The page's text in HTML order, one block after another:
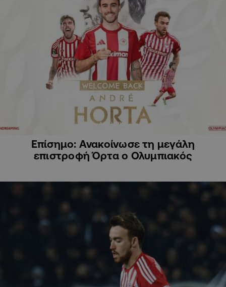
ΑΘΛΗΤΙΚΑ
Επίσημο: Ανακοίνωσε τη μεγάλη
επιστροφή Όρτα ο Ολυμπιακός